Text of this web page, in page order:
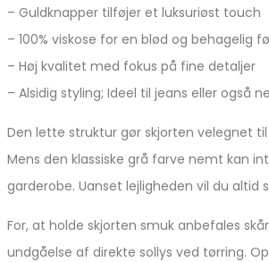
– Guldknapper tilføjer et luksuriøst touch
– 100% viskose for en blød og behagelig
– Høj kvalitet med fokus på fine detaljer
– Alsidig styling; Ideel til jeans eller også
Den lette struktur gør skjorten velegnet
Mens den klassiske grå farve nemt kan
garderobe. Uanset lejligheden vil du altid
For, at holde skjorten smuk anbefales
undgåelse af direkte sollys ved tørring.